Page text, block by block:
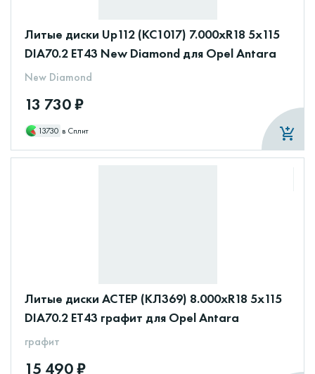
Литые диски Up112 (КС1017) 7.000xR18 5x115
DIA70.2 ET43 New Diamond для Opel Antara
New Diamond
13 730 ₽
13730 в Сплит
Литые диски АСТЕР (КЛ369) 8.000xR18 5x115
DIA70.2 ET43 графит для Opel Antara
графит
15 490 ₽